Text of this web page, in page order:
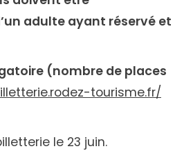
adulte ayant réservé et
(nombre de places
tourisme.fr/
le 23 juin.